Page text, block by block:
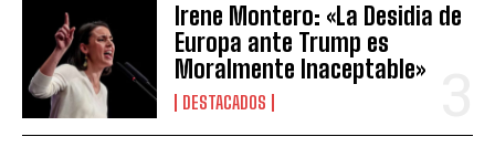
Irene Montero: «La Desidia de
Europa ante Trump es
Moralmente Inaceptable»
DESTACADOS